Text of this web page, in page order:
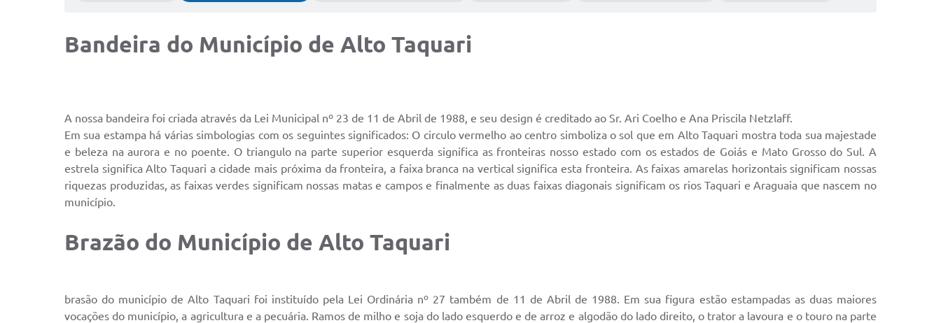
Bandeira do Município de Alto Taquari
A nossa bandeira foi criada através da Lei Municipal nº 23 de 11 de Abril de 1988, e seu design é creditado ao Sr. Ari Coelho e Ana Priscila Netzlaff.
Em sua estampa há várias simbologias com os seguintes significados: O circulo vermelho ao centro simboliza o sol que em Alto Taquari mostra toda sua majestade
e beleza na aurora e no poente. O triangulo na parte superior esquerda significa as fronteiras nosso estado com os estados de Goiás e Mato Grosso do Sul. A
estrela significa Alto Taquari a cidade mais próxima da fronteira, a faixa branca na vertical significa esta fronteira. As faixas amarelas horizontais significam nossas
riquezas produzidas, as faixas verdes significam nossas matas e campos e finalmente as duas faixas diagonais significam os rios Taquari e Araguaia que nascem no
município.
Brazão do Município de Alto Taquari
brasão do município de Alto Taquari foi instituído pela Lei Ordinária nº 27 também de 11 de Abril de 1988. Em sua figura estão estampadas as duas maiores
vocações do município, a agricultura e a pecuária. Ramos de milho e soja do lado esquerdo e de arroz e algodão do lado direito, o trator a lavoura e o touro na parte